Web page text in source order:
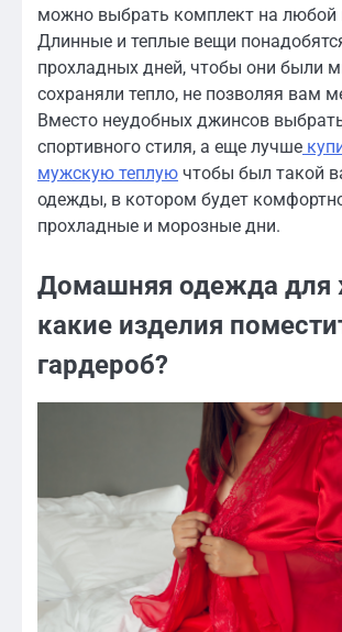
можно выбрать комплект на любой
Длинные и теплые вещи
прохладных дней, чтобы они были
сохраняли тепло, не позволяя вам
Вместо неудобных джинсов
спортивного стиля, а еще лучше
мужскую теплую чтобы был такой
одежды, в котором будет
прохладные и морозные дни.
Домашняя одежда
какие изделия
гардероб?